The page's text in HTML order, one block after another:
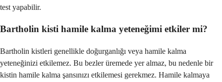
test yapabilir.
Bartholin kisti hamile kalma yeteneğimi etkiler mi?
Bartholin kistleri genellikle doğurganlığı veya hamile kalma
yeteneğinizi etkilemez. Bu bezler üremede yer almaz, bu nedenle bir
kistin hamile kalma şansınızı etkilemesi gerekmez. Hamile kalmaya